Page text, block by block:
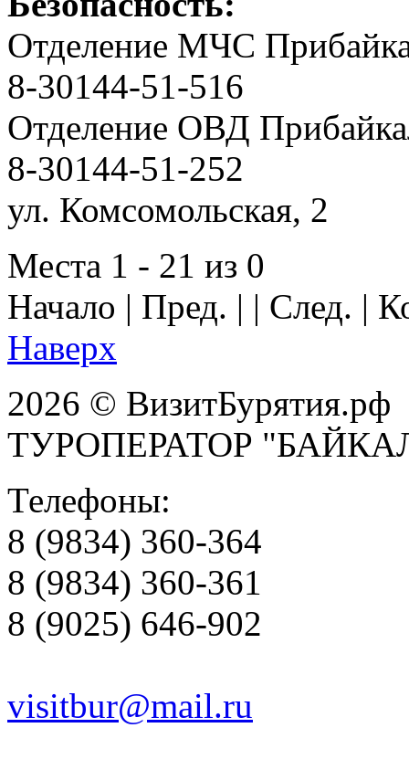
Отделение МЧС
8-30144-51-516
Отделение ОВД
8-30144-51-252
ул. Комсомольская, 2
Места 1 - 21 из 0
Начало | Пред. | | След. |
Наверх
2026 © ВизитБурятия.рф
ТУРОПЕРАТОР
Телефоны:
8 (9834) 360-364
8 (9834) 360-361
8 (9025) 646-902
visitbur@mail.ru